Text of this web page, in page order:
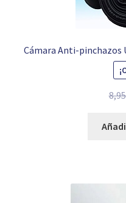
Cámara Anti-pinchazos